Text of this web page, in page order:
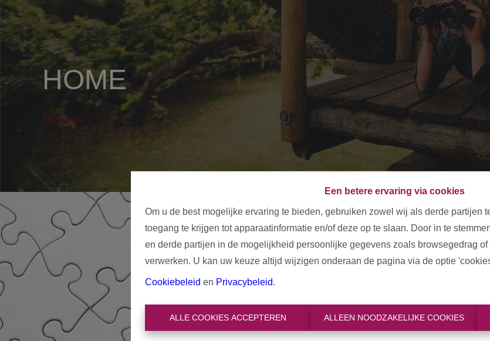
Een betere ervaring via cookies
Om u de best mogelijke ervaring te bieden, gebruiken zowel wij als derde partijen
toegang te krijgen tot apparaatinformatie en/of deze op te slaan. Door in te
en derde partijen in de mogelijkheid persoonlijke gegevens zoals browsegedrag
verwerken. U kan uw keuze altijd wijzigen onderaan de pagina via de optie
Cookiebeleid en Privacybeleid.
ALLE COOKIES ACCEPTEREN ALLEEN NOODZAKELIJKE COOKIES
HOME
HOME